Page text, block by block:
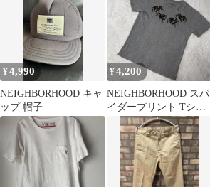
¥4,990
NEIGHBORHOOD キャ
ップ 帽子
¥4,200
NEIGHBORHOOD スパ
イダープリント Tシャ
ツ グレー Sサイズ